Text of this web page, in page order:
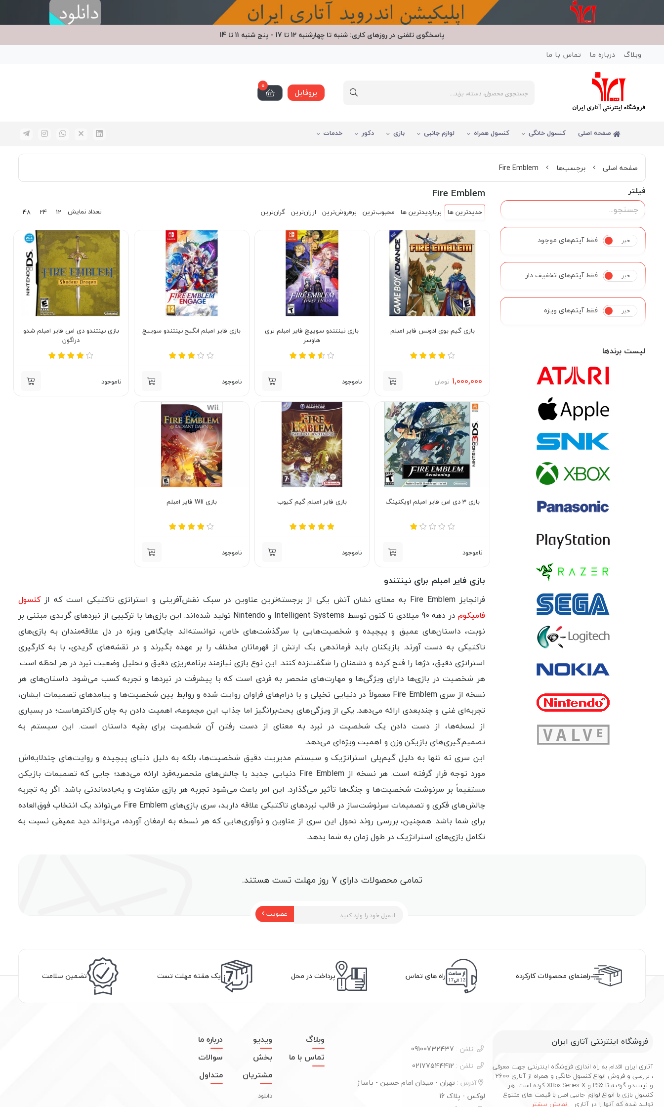
پاسخگوی تلفنی در روزهای کاری: شنبه تا چهارشنبه 12 تا 17 - پنج شنبه 11 تا 14
وبلاگ
درباره ما تماس با ما
پروفایل
0
صفحه اصلی کنسول خانگی کنسول همراه لوازم جانبی بازی دکور خدمات
صفحه اصلی برچسب‌ها Fire Emblem
فیلتر
بله خیر فقط آیتم‌های موجود
بله خیر فقط آیتم‌های تخفیف دار
بله خیر فقط آیتم‌های ویژه
لیست برندها
Fire Emblem
جدیدترین ها پربازدیدترین ها محبوب‌‌ترین پرفروش‌ترین ارزان‌ترین گران‌ترین تعداد نمایش 12
24
48
بازی گیم بوی ادونس فایر امبلم
1,000,000 تومان
بازی نینتندو سوییچ فایر امبلم تری
هاوسز
ناموجود
بازی فایر امبلم انگیج نینتندو سوییچ
ناموجود
بازی نینتندو دی اس فایر امبلم شدو
دراگون
ناموجود
بازی 3 دی اس فایر امبلم اویکنینگ
ناموجود
بازی فایر امبلم گیم کیوب
ناموجود
بازی Wii فایر امبلم
ناموجود
بازی فایر امبلم برای نینتندو
فرانچایز Fire Emblem به معنای نشان آتش یکی از برجسته‌ترین عناوین در سبک نقش‌آفرینی و استراتژی تاکتیکی است که از
کنسول
فامیکوم
در دهه 90 میلادی تا کنون توسط Intelligent Systems و Nintendo تولید شده‌اند. این بازی‌ها با ترکیبی از نبردهای گریدی مبتنی بر
نوبت، داستان‌های عمیق و پیچیده و شخصیت‌هایی با سرگذشت‌های خاص، توانسته‌اند جایگاهی ویژه در دل علاقه‌مندان به بازی‌های
تاکتیکی به دست آورند. بازیکنان باید فرماندهی یک ارتش از قهرمانان مختلف را بر عهده بگیرند و در نقشه‌های گریدی، با به کارگیری
استراتژی دقیق، دژها را فتح کرده و دشمنان را شگفت‌زده کنند. این نوع بازی نیازمند برنامه‌ریزی دقیق و تحلیل وضعیت نبرد در هر لحظه است.
هر شخصیت در بازی‌ها دارای ویژگی‌ها و مهارت‌های منحصر به فردی است که با پیشرفت در نبردها و تجربه کسب می‌شود. داستان‌های هر
نسخه از سری Fire Emblem معمولاً در دنیایی تخیلی و با درام‌های فراوان روایت شده و روابط بین شخصیت‌ها و پیامد‌های تصمیمات ایشان،
تجربه‌ای غنی و چندبعدی ارائه می‌دهد. یکی از ویژگی‌های بحث‌برانگیز اما جذاب این مجموعه، اهمیت دادن به جان کاراکترهاست؛ در بسیاری
از نسخه‌ها، از دست دادن یک شخصیت در نبرد به معنای از دست رفتن آن شخصیت برای بقیه داستان است. این سیستم به
تصمیم‌گیری‌های بازیکن وزن و اهمیت ویژه‌ای می‌دهد.
این سری نه تنها به دلیل گیم‌پلی استراتژیک و سیستم مدیریت دقیق شخصیت‌ها، بلکه به دلیل دنیای پیچیده و روایت‌های چندلایه‌اش
مورد توجه قرار گرفته است. هر نسخه از Fire Emblem دنیایی جدید با چالش‌های منحصربه‌فرد ارائه می‌دهد؛ جایی که تصمیمات بازیکن
مستقیماً بر سرنوشت شخصیت‌ها و جنگ‌ها تأثیر می‌گذارد. این امر باعث می‌شود تجربه هر بازی متفاوت و به‌یادماندنی باشد. اگر به تجربه
چالش‌های فکری و تصمیمات سرنوشت‌ساز در قالب نبردهای تاکتیکی علاقه دارید، سری بازی‌های Fire Emblem می‌تواند یک انتخاب فوق‌العاده
برای شما باشد. همچنین، بررسی روند تحول این سری از عناوین و نوآوری‌هایی که هر نسخه به ارمغان آورده، می‌تواند دید عمیقی نسبت به
تکامل بازی‌های استراتژیک در طول زمان به شما بدهد.
تمامی محصولات دارای 7 روز مهلت تست هستند.
عضویت
راهنمای محصولات کارکرده راه های تماس پرداخت در محل یک هفته مهلت تست تضمین سلامت
فروشگاه اینترنتی آتاری ایران
آتاری ایران اقدام به راه اندازی فروشگاه اینترنتی جهت معرفی
، بررسی و فروش انواع کنسول خانگی و همراه از آتاری 2600
و نینتندو گرفته تا PS5 و XBox Series X کرده است. هر
کنسول بازی با انواع لوازم جانبی اصل با قیمت های متنوع
تولید شده که آنها را در آتاری
نمایش بیشتر
تلفن :
تلفن :
آدرس : تهران - میدان امام حسین - پاساژ
لوکس - پلاک 16
وبلاگ ویدیو
درباره ما
تماس با ما
بخش
مشتریان
دانلود
سوالات
متداول